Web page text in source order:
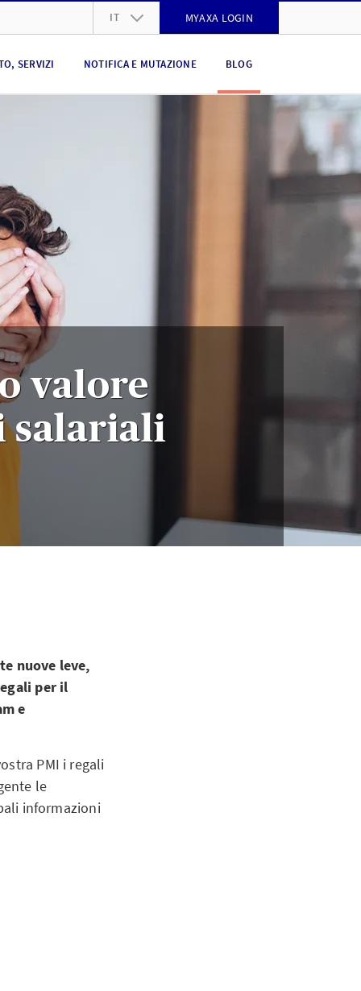
IT MYAXA LOGIN
SERVIZI NOTIFICA E MUTAZIONE BLOG
valore
salariali
nuove leve,
per il
e
PMI i regali
le
informazioni